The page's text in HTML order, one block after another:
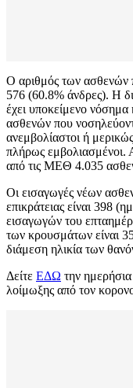
Ο αριθμός των ασθενών
576 (60.8% άνδρες). Η
έχει υποκείμενο
ασθενών που
ανεμβολίαστοι ή
πλήρως εμβολιασμένοι.
από τις ΜΕΘ 4.035
Οι εισαγωγές νέων
επικράτειας είναι 398
εισαγωγών του
των κρουσμάτων είναι
διάμεση ηλικία των
Δείτε ΕΔΩ την
λοίμωξης από τον